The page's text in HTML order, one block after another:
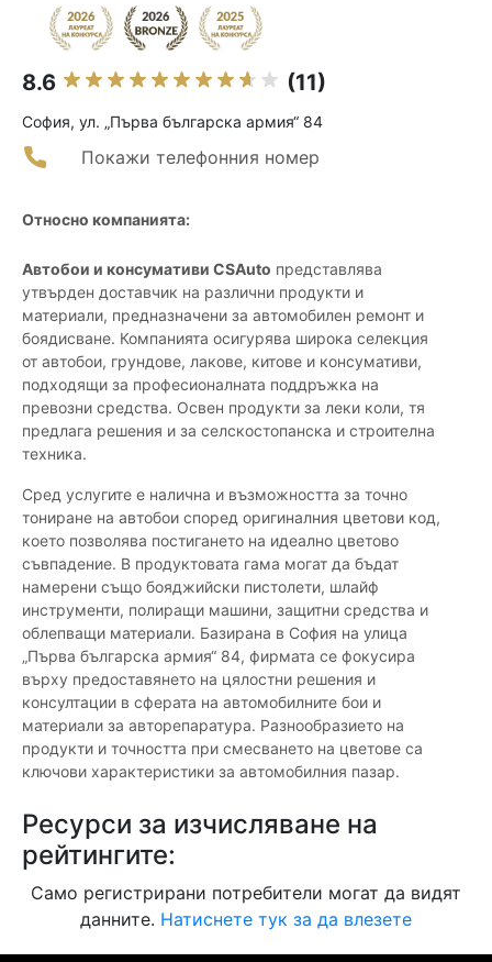
8.6 (11)
София, ул. „Първа българска армия“ 84
Покажи телефонния номер
Относно компанията:
Автобои и консумативи CSAuto представлява
утвърден доставчик на различни продукти и
материали, предназначени за автомобилен ремонт и
боядисване. Компанията осигурява широка селекция
от автобои, грундове, лакове, китове и консумативи,
подходящи за професионалната поддръжка на
превозни средства. Освен продукти за леки коли, тя
предлага решения и за селскостопанска и строителна
техника.
Сред услугите е налична и възможността за точно
тониране на автобои според оригиналния цветови код,
което позволява постигането на идеално цветово
съвпадение. В продуктовата гама могат да бъдат
намерени също бояджийски пистолети, шлайф
инструменти, полиращи машини, защитни средства и
облепващи материали. Базирана в София на улица
„Първа българска армия“ 84, фирмата се фокусира
върху предоставянето на цялостни решения и
консултации в сферата на автомобилните бои и
материали за авторепаратура. Разнообразието на
продукти и точността при смесването на цветове са
ключови характеристики за автомобилния пазар.
Ресурси за изчисляване на
рейтингите:
Само регистрирани потребители могат да видят
данните. Натиснете тук за да влезете